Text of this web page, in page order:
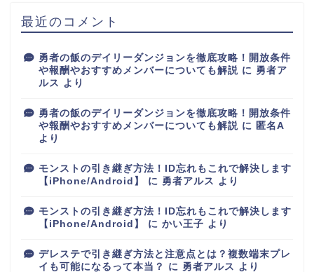
最近のコメント
勇者の飯のデイリーダンジョンを徹底攻略！開放条件
や報酬やおすすめメンバーについても解説 に 勇者ア
ルス より
勇者の飯のデイリーダンジョンを徹底攻略！開放条件
や報酬やおすすめメンバーについても解説 に 匿名A
より
モンストの引き継ぎ方法！ID忘れもこれで解決します
【iPhone/Android】
に 勇者アルス より
モンストの引き継ぎ方法！ID忘れもこれで解決します
【iPhone/Android】
に かい王子 より
デレステで引き継ぎ方法と注意点とは？複数端末プレ
イも可能になるって本当？
に 勇者アルス より